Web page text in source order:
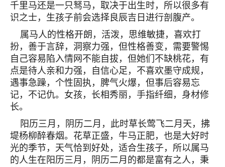
千里马还是一只驽马，取决于出生时，所以很多有
识之士，生孩子前会选择良辰吉日进行剖腹产。
属马人的性格开朗，活泼，思维敏捷，喜欢打
扮，善于言辞，洞察力强，但性格善变，需要警惕
自己容易陷入情网不能自拔，但她们不缺桃花，有
点是待人亲和力强，自信心足，不喜欢墨守成规，
遇事急躁，个性固执，脾气火爆，但事后容易忘
记，不记仇。女孩，长相秀丽，手指纤细，身材修
长。
阳历三月，阴历二月，此时草长莺飞二月天，拂
堤杨柳醉春烟。花草正盛，牛马正肥，也是大好时
光的季节，天气恰到好处，适合生孩子，所以属马
的人生在阳历三月，阴历二月的都是富有之人，秉